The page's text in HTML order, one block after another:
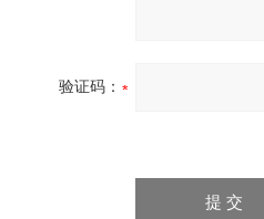
验证码：